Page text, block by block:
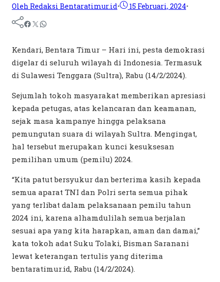
Oleh Redaksi Bentaratimur.id• 15 Februari, 2024•
Kendari, Bentara Timur – Hari ini, pesta demokrasi
digelar di seluruh wilayah di Indonesia. Termasuk
di Sulawesi Tenggara (Sultra), Rabu (14/2/2024).
Sejumlah tokoh masyarakat memberikan apresiasi
kepada petugas, atas kelancaran dan keamanan,
sejak masa kampanye hingga pelaksana
pemungutan suara di wilayah Sultra. Mengingat,
hal tersebut merupakan kunci kesuksesan
pemilihan umum (pemilu) 2024.
“Kita patut bersyukur dan berterima kasih kepada
semua aparat TNI dan Polri serta semua pihak
yang terlibat dalam pelaksanaan pemilu tahun
2024 ini, karena alhamdulilah semua berjalan
sesuai apa yang kita harapkan, aman dan damai,”
kata tokoh adat Suku Tolaki, Bisman Saranani
lewat keterangan tertulis yang diterima
bentaratimur.id, Rabu (14/2/2024).